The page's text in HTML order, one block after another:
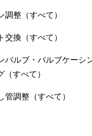
調整（すべて）
交換（すべて）
バルブ・バルブケーシ
（すべて）
管調整（すべて）